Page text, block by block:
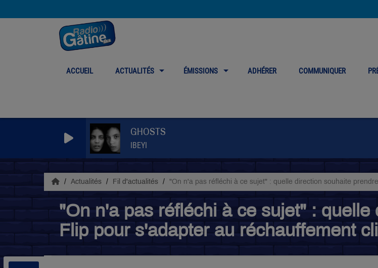
ACCUEIL ACTUALITÉS ÉMISSIONS ADHÉRER COMMUNIQUER
GHOSTS
IBEYI
Actualités Fil d'actualités "On n'a pas réfléchi à ce sujet" : quelle direction souhaite
"On n'a pas réfléchi à ce sujet" :
Flip pour s'adapter au réchauffement